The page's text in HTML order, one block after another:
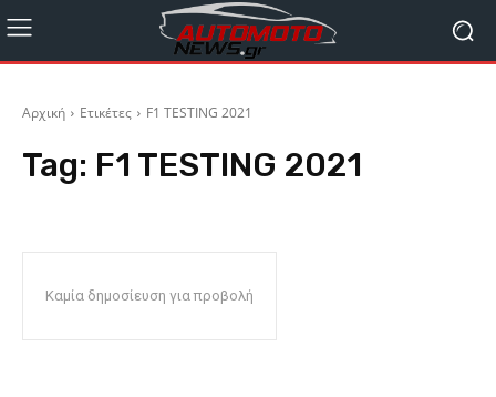
Αρχική Ετικέτες F1 TESTING 2021
Tag: F1 TESTING 2021
Καμία δημοσίευση για προβολή